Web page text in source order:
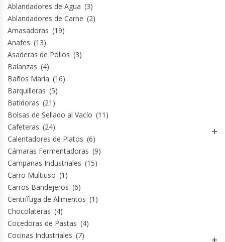
Ablandadores de Agua (3)
Ablandadores de Carne (2)
Amasadoras (19)
Anafes (13)
Asaderas de Pollos (3)
Balanzas (4)
Baños María (16)
Barquilleras (5)
Batidoras (21)
Bolsas de Sellado al Vacío (11)
Cafeteras (24)
Calentadores de Platos (6)
Cámaras Fermentadoras (9)
Campanas Industriales (15)
Carro Multiuso (1)
Carros Bandejeros (6)
Centrífuga de Alimentos (1)
Chocolateras (4)
Cocedoras de Pastas (4)
Cocinas Industriales (7)